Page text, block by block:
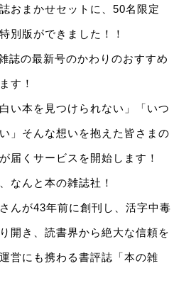
おまかせセットに、50名限定
別版ができました！！
誌の最新号のかわりのおすすめ
す！
い本を見つけられない」「いつ
」そんな想いを抱えた皆さまの
届くサービスを開始します！
なんと本の雑誌社！
んが43年前に創刊し、活字中毒
開き、読書界から絶大な信頼を
営にも携わる書評誌「本の雑